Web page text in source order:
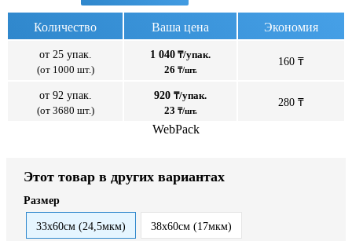
Количество Ваша цена Экономия
от 25 упак.
(от 1000 шт.)
1 040 ₸/упак.
26 ₸/шт.
160 ₸
от 92 упак.
(от 3680 шт.)
920 ₸/упак.
23 ₸/шт.
280 ₸
WebPack
Этот товар в других вариантах
Размер
33x60см (24,5мкм) 38x60см (17мкм)